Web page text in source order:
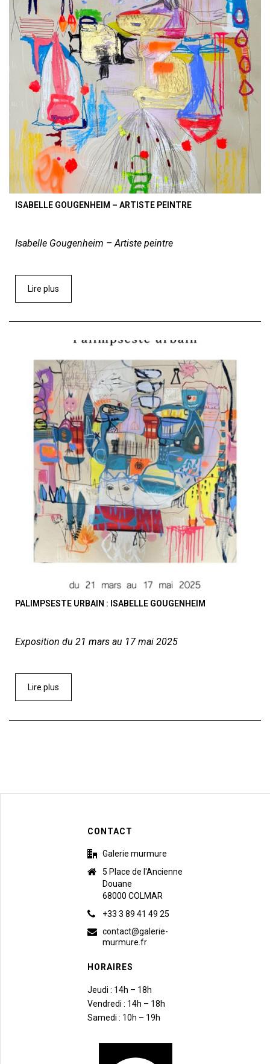
ISABELLE GOUGENHEIM – ARTISTE PEINTRE
Isabelle Gougenheim – Artiste peintre
Lire plus
PALIMPSESTE URBAIN : ISABELLE GOUGENHEIM
Exposition du 21 mars au 17 mai 2025
Lire plus
CONTACT
Galerie murmure
5 Place de l'Ancienne
Douane
68000 COLMAR
+33 3 89 41 49 25
contact@galerie-
murmure.fr
HORAIRES
Jeudi : 14h – 18h
Vendredi : 14h – 18h
Samedi : 10h – 19h